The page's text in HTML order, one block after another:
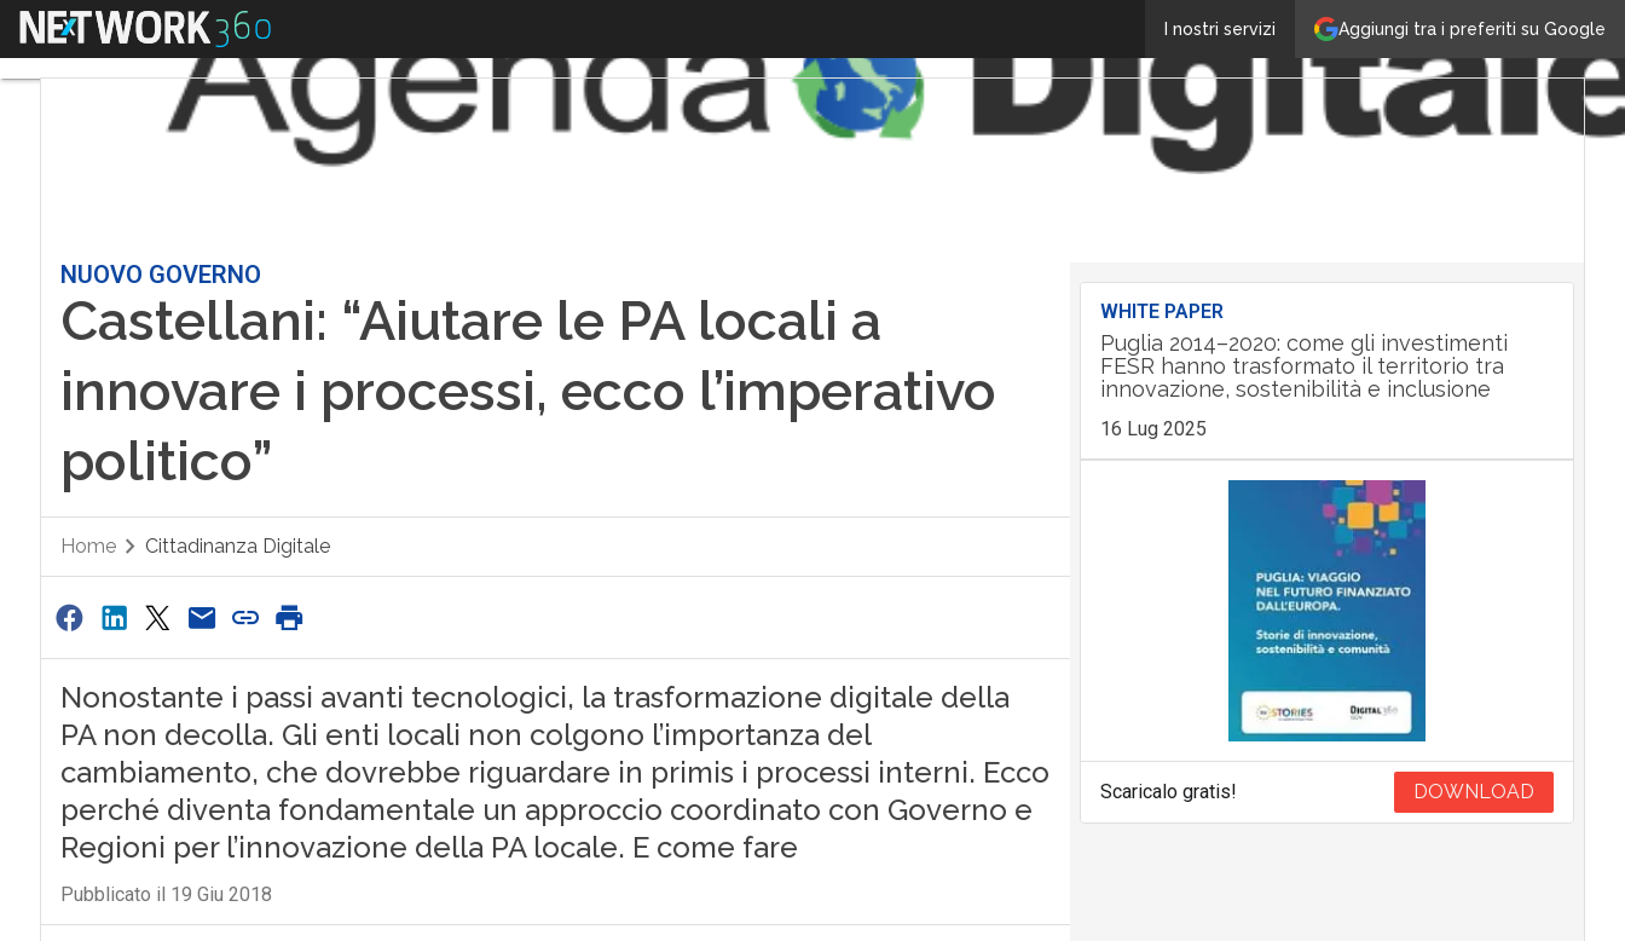
Aggiungi tra i preferiti su Google
I nostri servizi
Menu
NUOVO GOVERNO
Castellani: “Aiutare le PA locali a
innovare i processi, ecco l’imperativo
politico”
Home Cittadinanza Digitale
Nonostante i passi avanti tecnologici, la trasformazione digitale della
PA non decolla. Gli enti locali non colgono l’importanza del
cambiamento, che dovrebbe riguardare in primis i processi interni. Ecco
perché diventa fondamentale un approccio coordinato con Governo e
Regioni per l’innovazione della PA locale. E come fare
Pubblicato il 19 Giu 2018
WHITE PAPER
Puglia 2014–2020: come gli investimenti
FESR hanno trasformato il territorio tra
innovazione, sostenibilità e inclusione
16 Lug 2025
Scaricalo gratis! DOWNLOAD